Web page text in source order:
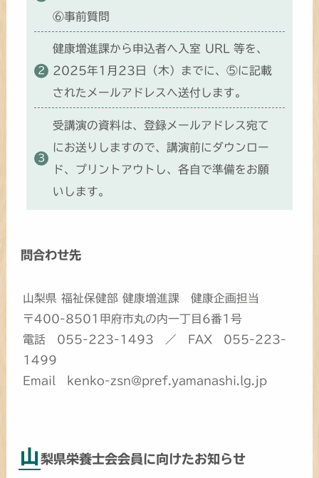
⑥事前質問
健康増進課から申込者へ入室 URL 等を、
2025年1月23日（木）までに、⑤に記載
されたメールアドレスへ送付します。
受講演の資料は、登録メールアドレス宛て
にお送りしますので、講演前にダウンロー
ド、プリントアウトし、各自で準備をお願
いします。
問合わせ先
山梨県 福祉保健部 健康増進課 健康企画担当
〒400-8501甲府市丸の内一丁目6番1号
電話 055-223-1493 ／ FAX 055-223-
1499
Email kenko-zsn@pref.yamanashi.lg.jp
山梨県栄養士会会員に向けたお知らせ